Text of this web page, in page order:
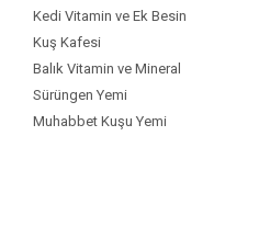
Büyük Irklar
Kedi Vitamin ve Ek Besin
Kuş Kafesi
Balık Vitamin ve Mineral
Sürüngen Yemi
Muhabbet Kuşu Yemi